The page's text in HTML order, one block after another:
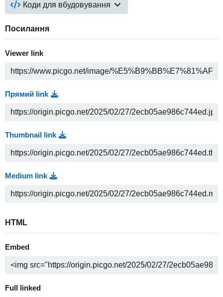
Коди для вбудовування
Посилання
Viewer link
Прямий link
Thumbnail link
Medium link
HTML
Embed
Full linked